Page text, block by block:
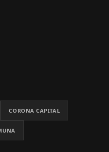
CORONA CAPITAL